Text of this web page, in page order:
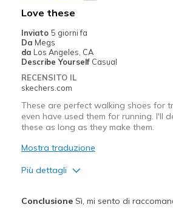
Love these
Inviato 5 giorni fa
Da Megs
da Los Angeles, CA
Describe Yourself Casual
RECENSITO IL
skechers.com
These are perfect walking shoes for
even have used them for running. I'll
these as long as they make them.
Mostra traduzione
Più dettagli
ConclusioneSì, mi sento di